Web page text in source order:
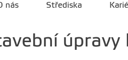
nás Střediska
úpravy